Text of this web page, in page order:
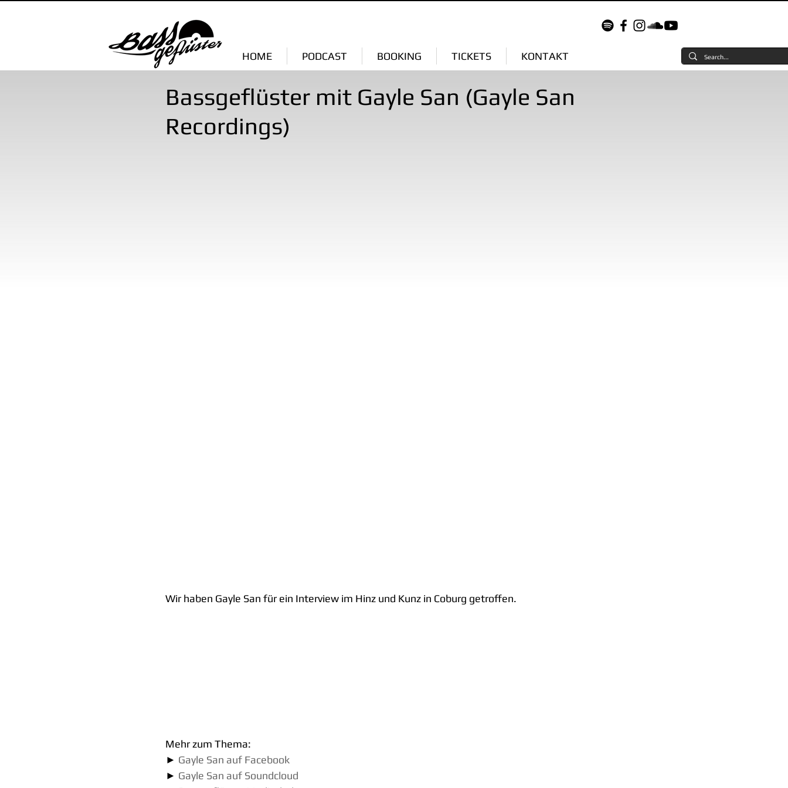
HOME PODCAST BOOKING TICKETS KONTAKT
Bassgeflüster mit Gayle San (Gayle San
Recordings)
Wir haben Gayle San für ein Interview im Hinz und Kunz in Coburg getroffen.
Mehr zum Thema:
► Gayle San auf Facebook
► Gayle San auf Soundcloud